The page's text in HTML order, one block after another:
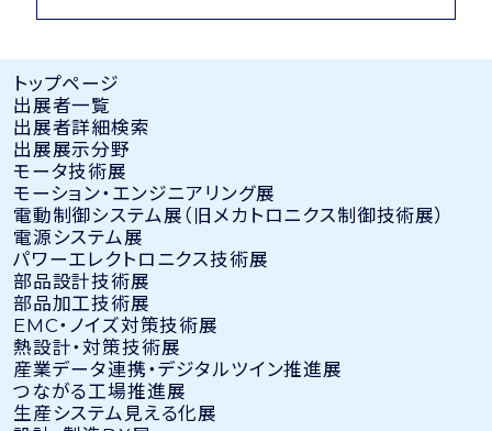
トップページ
出展者⼀覧
出展者詳細検索
出展展示分野
モータ技術展
モーション・エンジニアリング展
電動制御システム展（旧メカトロニクス制御技術展）
電源システム展
パワーエレクトロニクス技術展
部品設計技術展
部品加工技術展
EMC・ノイズ対策技術展
熱設計・対策技術展
産業データ連携・デジタルツイン推進展
つながる工場推進展
生産システム見える化展